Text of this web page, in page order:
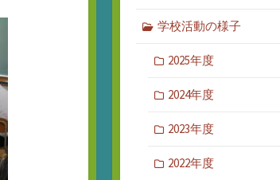
学校活動の様子
2025年度
2024年度
2023年度
2022年度